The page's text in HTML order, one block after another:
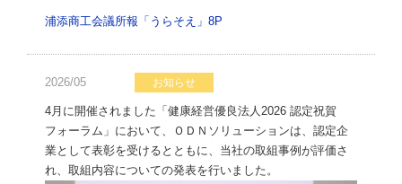
浦添商工会議所報「うらそえ」8P
2026/05 お知らせ
4月に開催されました「健康経営優良法人2026 認定祝賀
フォーラム」において、ＯＤＮソリューションは、認定企
業として表彰を受けるとともに、当社の取組事例が評価さ
れ、取組内容についての発表を行いました。